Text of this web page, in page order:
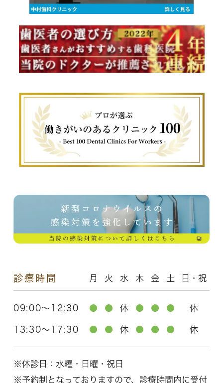
診療時間 月 火 水 木 金 土 日・祝
09:00～12:30 ● ● 休 ● ● ● 休
13:30～17:30 ● ● 休 ● ● ● 休
※休診日：水曜・日曜・祝日
※予約制となっておりますので、診療時間内に受付